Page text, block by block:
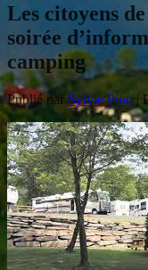
Les citoyens
soirée
camping
Publié parSylvie Pion|